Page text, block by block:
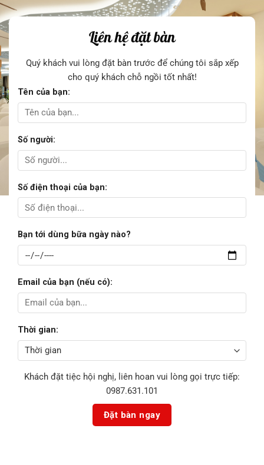
Liên hệ đặt bàn
Quý khách vui lòng đặt bàn trước để chúng tôi sắp xếp
cho quý khách chỗ ngồi tốt nhất!
Tên của bạn:
Số người:
Số điện thoại của bạn:
Bạn tới dùng bữa ngày nào?
Email của bạn (nếu có):
Thời gian:
Khách đặt tiệc hội nghị, liên hoan vui lòng gọi trực tiếp:
0987.631.101